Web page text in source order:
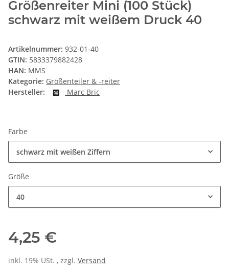
Größenreiter Mini (100 Stück)
schwarz mit weißem Druck 40
Artikelnummer: 932-01-40
GTIN: 5833379882428
HAN: MMS
Kategorie: Größenteiler & -reiter
Hersteller:
Marc Bric
Farbe
schwarz mit weißen Ziffern
Größe
40
4,25 €
inkl. 19% USt. , zzgl. Versand